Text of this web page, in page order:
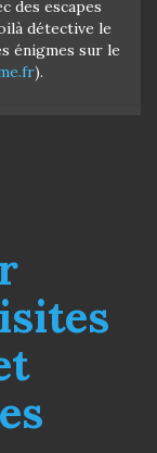
des escapes
détective le
énigmes sur le
).